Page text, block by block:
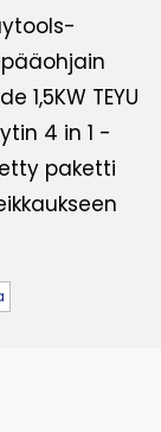
1,5KW TEYU
4 in 1 -
paketti